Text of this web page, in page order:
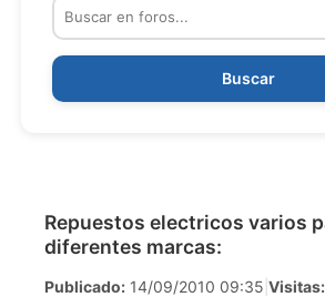
Repuestos electricos varios
diferentes marcas:
Publicado: 14/09/2010 09:35 Visitas:
Buscar